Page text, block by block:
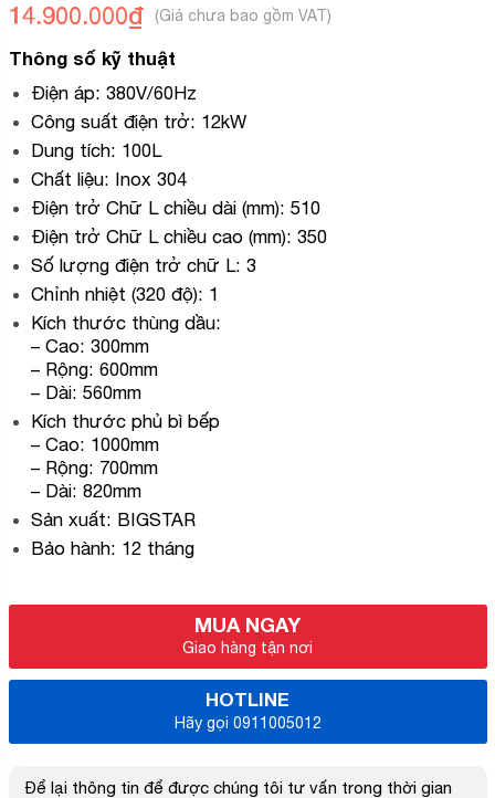
đánh
giá
14.900.000₫
Thông số kỹ thuật
Điện áp: 380V/60Hz
Công suất điện trở: 12kW
Dung tích: 100L
Chất liệu: Inox 304
Điện trở Chữ L chiều dài (mm): 510
Điện trở Chữ L chiều cao (mm): 350
Số lượng điện trở chữ L: 3
Chỉnh nhiệt (320 độ): 1
Kích thước thùng dầu:
– Cao: 300mm
– Rộng: 600mm
– Dài: 560mm
Kích thước phủ bì bếp
– Cao: 1000mm
– Rộng: 700mm
– Dài: 820mm
Sản xuất: BIGSTAR
Bảo hành: 12 tháng
MUA NGAY
Giao hàng tận nơi
HOTLINE
Hãy gọi 0911005012
Để lại thông tin để được chúng tôi tư vấn trong thời gian